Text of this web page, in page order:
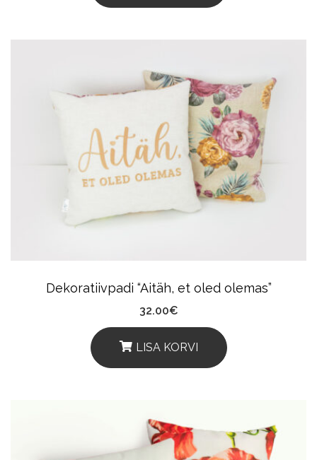
Dekoratiivpadi “Aitäh, et oled olemas”
32.00€
LISA KORVI